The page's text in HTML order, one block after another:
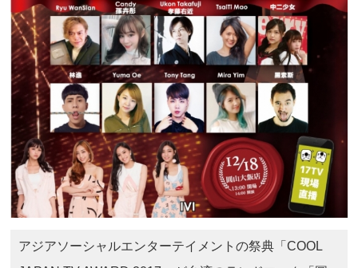
アジアソーシャルエンターテイメントの祭典「COOL